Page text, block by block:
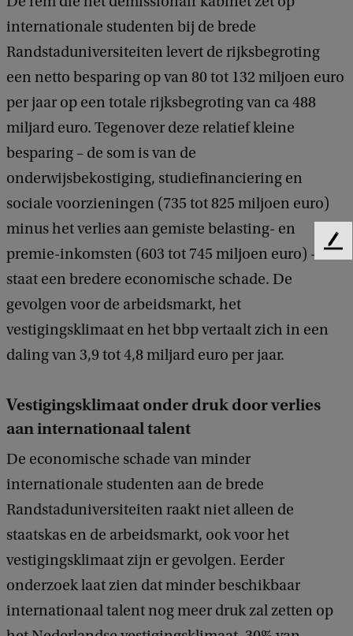
internationale studenten bij de brede
Randstaduniversiteiten levert de rijksbegroting
een netto besparing op van 80 tot 132 miljoen euro
per jaar op een totale rijksbegroting van ca 488
miljard euro. Tegenover deze relatief kleine
besparing – de som is van de
onderwijsbekostiging, studiefinanciering en
sociale voorzieningen (735 tot 825 miljoen euro)
minus het verlies aan gemiste belasting- en
premie-inkomsten (603 tot 745 miljoen euro) -
staat een bredere economische schade. De
gevolgen voor de arbeidsmarkt, het
vestigingsklimaat en het bbp vertaalt zich in een
daling van 3,9 tot 4,8 miljard euro per jaar.
Vestigingsklimaat onder druk door verlies
aan internationaal talent
De economische schade van minder
internationale studenten aan de brede
Randstaduniversiteiten raakt niet alleen de
staatskas en de arbeidsmarkt, ook voor het
vestigingsklimaat zijn er gevolgen. Eerder
onderzoek laat zien dat minder beschikbaar
internationaal talent nog meer druk zal zetten op
F